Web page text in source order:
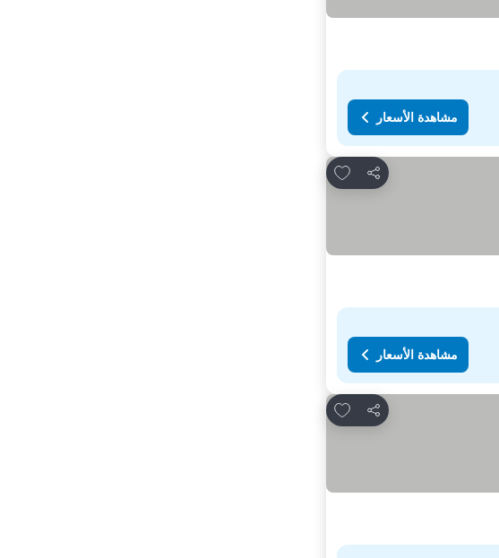
مشاهدة الأسعار
مشاركة
Add to favorites
مشاهدة الأسعار
مشاركة
Add to favorites